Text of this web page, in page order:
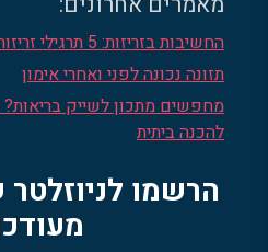
החשיבות בזריזות: 5 תרגילי זריזות שיהפכו אתכם לאלופים
תזונה נכונה לפני ואחרי אימון
להכנה ביתית
הרשמו